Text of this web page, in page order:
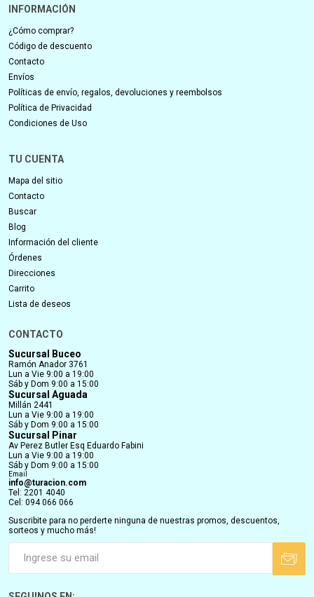
INFORMACIÓN
¿Cómo comprar?
Código de descuento
Contacto
Envíos
Políticas de envío, regalos, devoluciones y reembolsos
Política de Privacidad
Condiciones de Uso
TU CUENTA
Mapa del sitio
Contacto
Buscar
Blog
Información del cliente
Órdenes
Direcciones
Carrito
Lista de deseos
CONTACTO
Sucursal Buceo
Ramón Anador 3761
Lun a Vie 9:00 a 19:00
Sáb y Dom 9:00 a 15:00
Sucursal Aguada
Millán 2441
Lun a Vie 9:00 a 19:00
Sáb y Dom 9:00 a 15:00
Sucursal Pinar
Av Perez Butler Esq Eduardo Fabini
Lun a Vie 9:00 a 19:00
Sáb y Dom 9:00 a 15:00
Email
info@turacion.com
Tel: 2201 4040
Cel: 094 066 066
Suscribite para no perderte ninguna de nuestras promos, descuentos,
sorteos y mucho más!